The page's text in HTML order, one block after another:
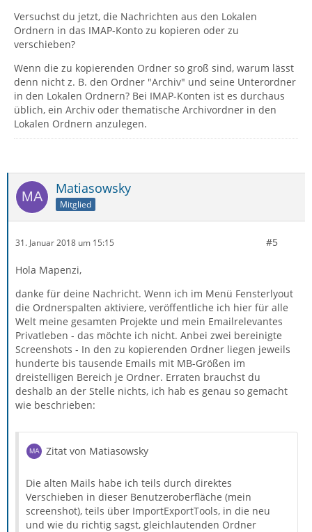
Versuchst du jetzt, die Nachrichten aus den Lokalen
Ordnern in das IMAP-Konto zu kopieren oder zu
verschieben?
Wenn die zu kopierenden Ordner so groß sind, warum lässt
denn nicht z. B. den Ordner "Archiv" und seine Unterordner
in den Lokalen Ordnern? Bei IMAP-Konten ist es durchaus
üblich, ein Archiv oder thematische Archivordner in den
Lokalen Ordnern anzulegen.
Matiasowsky
Mitglied
31. Januar 2018 um 15:15 #5
Hola Mapenzi,
danke für deine Nachricht. Wenn ich im Menü Fensterlyout
die Ordnerspalten aktiviere, veröffentliche ich hier für alle
Welt meine gesamten Projekte und mein Emailrelevantes
Privatleben - das möchte ich nicht. Anbei zwei bereinigte
Screenshots - In den zu kopierenden Ordner liegen jeweils
hunderte bis tausende Emails mit MB-Größen im
dreistelligen Bereich je Ordner. Erraten brauchst du
deshalb an der Stelle nichts, ich hab es genau so gemacht
wie beschrieben:
Zitat von Matiasowsky
Die alten Mails habe ich teils durch direktes
Verschieben in dieser Benutzeroberfläche (mein
screenshot), teils über ImportExportTools, in die neu
und wie du richtig sagst, gleichlautenden Ordner